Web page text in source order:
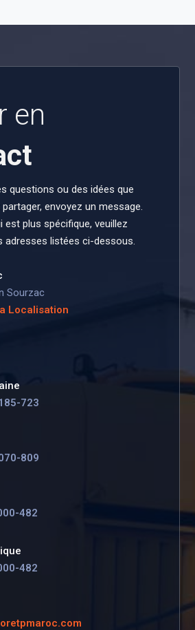
en
questions ou des idées que
envoyez un message.
est plus spécifique, veuillez
adresses listées ci-dessous.
Sourzac
Localisation
723
809
482
482